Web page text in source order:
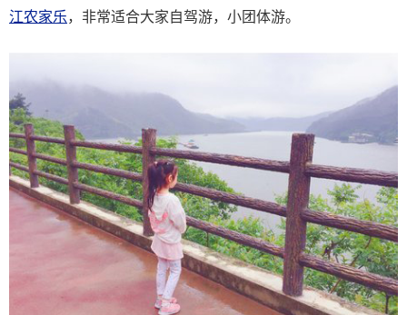
江农家乐，非常适合大家自驾游，小团体游。